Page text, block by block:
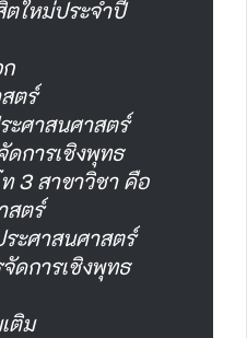
ตใหม่ประจำปี
ตร์
ะศาสนศาสตร์
ดการเชิงพุทธ
3 สาขาวิชา คือ
สตร์
ะศาสนศาสตร์
ดการเชิงพุทธ
ติม